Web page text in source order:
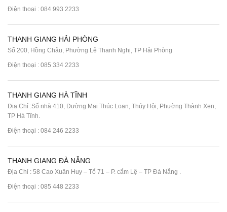
Điện thoại : 084 993 2233
THANH GIANG HẢI PHÒNG
Số 200, Hồng Châu, Phường Lê Thanh Nghị, TP Hải Phòng
Điện thoại : 085 334 2233
THANH GIANG HÀ TĨNH
Địa Chỉ :Số nhà 410, Đường Mai Thúc Loan, Thúy Hội, Phường Thành Xen,
TP Hà Tĩnh.
Điện thoại : 084 246 2233
THANH GIANG ĐÀ NẴNG
Địa Chỉ : 58 Cao Xuân Huy – Tổ 71 – P. cẩm Lệ – TP Đà Nẵng .
Điện thoại : 085 448 2233